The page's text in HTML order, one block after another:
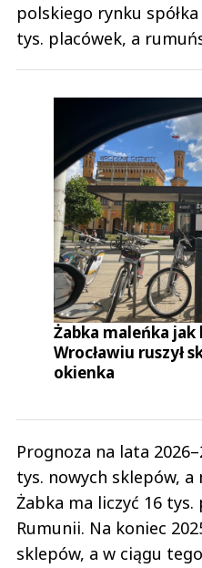
polskiego rynku
tys. placówek, a
Żabka maleńka jak
Wrocławiu ruszył
okienka
Prognoza na lata
tys. nowych sklepów, a
Żabka ma liczyć 16 tys.
Rumunii. Na koniec
sklepów, a w ciągu